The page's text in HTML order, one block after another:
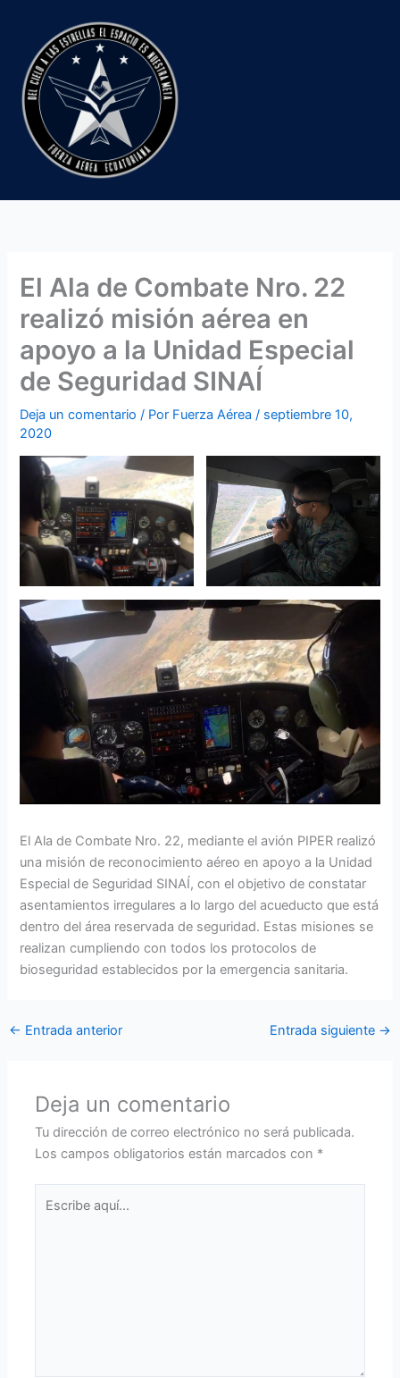
contenido
El Ala de Combate Nro. 22
realizó misión aérea en
apoyo a la Unidad Especial
de Seguridad SINAÍ
Deja un comentario / Por Fuerza Aérea/ septiembre 10,
2020
El Ala de Combate Nro. 22, mediante el avión PIPER realizó
una misión de reconocimiento aéreo en apoyo a la Unidad
Especial de Seguridad SINAÍ, con el objetivo de constatar
asentamientos irregulares a lo largo del acueducto que está
dentro del área reservada de seguridad. Estas misiones se
realizan cumpliendo con todos los protocolos de
bioseguridad establecidos por la emergencia sanitaria.
← Entrada anterior Entrada siguiente →
Deja un comentario
Tu dirección de correo electrónico no será publicada.
Los campos obligatorios están marcados con *
aquí...